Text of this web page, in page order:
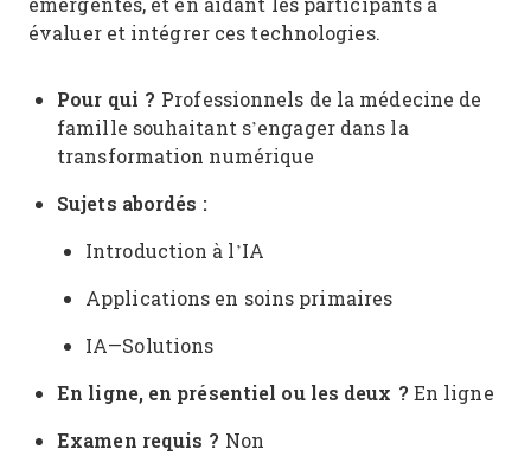
évaluer et intégrer ces technologies.
Pour qui ? Professionnels de la médecine de
famille souhaitant s’engager dans la
transformation numérique
Sujets abordés :
Introduction à l’IA
Applications en soins primaires
IA—Solutions
En ligne, en présentiel ou les deux ? En ligne
Examen requis ? Non